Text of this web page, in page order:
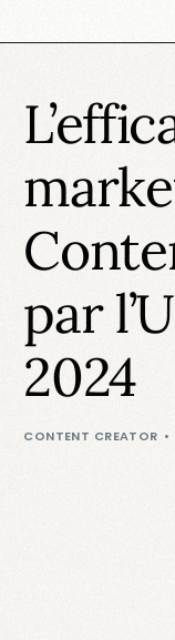
par
2024
CONTENT CREATOR